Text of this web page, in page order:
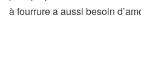
à fourrure a aussi besoin